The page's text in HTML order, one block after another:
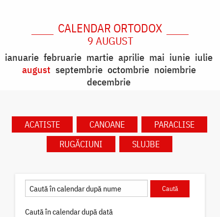
CALENDAR ORTODOX
9 AUGUST
ianuarie februarie martie aprilie mai iunie iulie
august septembrie octombrie noiembrie
decembrie
ACATISTE CANOANE
PARACLISE
RUGĂCIUNI
SLUJBE
Caută în calendar după dată